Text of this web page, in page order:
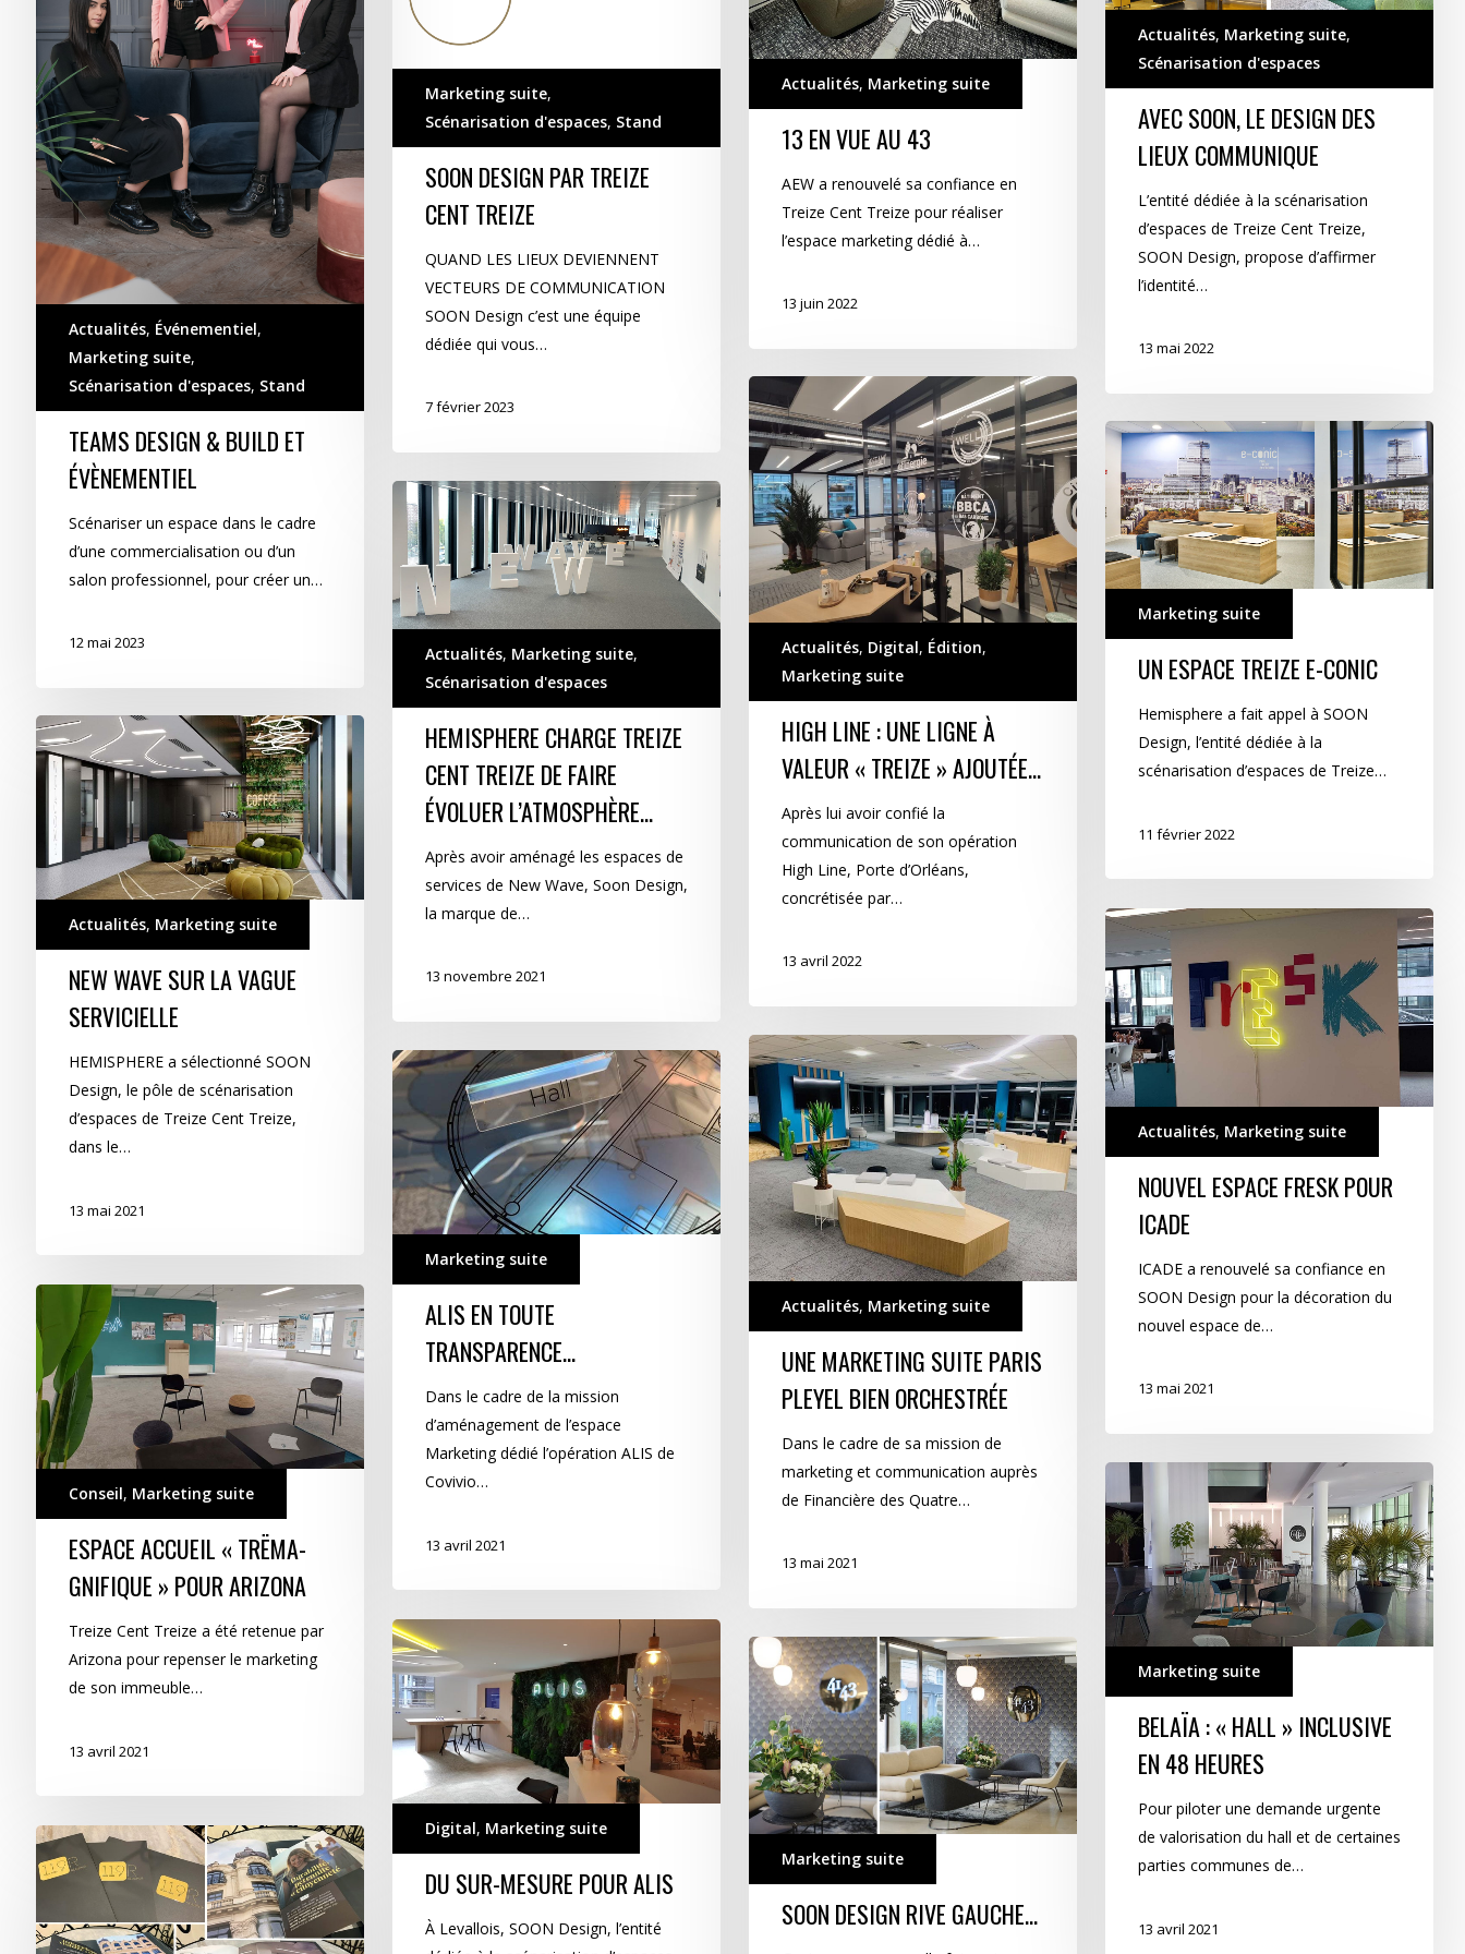
Actualités, Événementiel,
Marketing suite,
Scénarisation d'espaces, Stand
TEAMS DESIGN & BUILD ET
ÉVÈNEMENTIEL
Scénariser un espace dans le cadre
d’une commercialisation ou d’un
salon professionnel, pour créer un…
12 mai 2023
Marketing suite,
Scénarisation d'espaces, Stand
SOON DESIGN PAR TREIZE
CENT TREIZE
QUAND LES LIEUX DEVIENNENT
VECTEURS DE COMMUNICATION
SOON Design c’est une équipe
dédiée qui vous…
7 février 2023
Actualités, Marketing suite
13 EN VUE AU 43
AEW a renouvelé sa confiance en
Treize Cent Treize pour réaliser
l’espace marketing dédié à…
13 juin 2022
Actualités, Marketing suite,
Scénarisation d'espaces
AVEC SOON, LE DESIGN DES
LIEUX COMMUNIQUE
L’entité dédiée à la scénarisation
d’espaces de Treize Cent Treize,
SOON Design, propose d’affirmer
l’identité…
13 mai 2022
HIGH
LINE
:
une
ligne
à
valeur
« Treize »
ajoutée…
Actualités, Digital, Édition,
Marketing suite
HIGH LINE : UNE LIGNE À
VALEUR « TREIZE » AJOUTÉE…
Après lui avoir confié la
communication de son opération
High Line, Porte d’Orléans,
concrétisée par…
13 avril 2022
Un
espace
Treize
e-
conic
Marketing suite
UN ESPACE TREIZE E-CONIC
Hemisphere a fait appel à SOON
Design, l’entité dédiée à la
scénarisation d’espaces de Treize…
11 février 2022
Hemisphere
charge
Treize
Cent
Treize
de
évoluer
Actualités, Marketing suite,
Scénarisation d'espaces
HEMISPHERE CHARGE TREIZE
CENT TREIZE DE FAIRE
ÉVOLUER L’ATMOSPHÈRE…
Après avoir aménagé les espaces de
services de New Wave, Soon Design,
la marque de…
13 novembre 2021
NEW
WAVE
sur
vague
servicielle
Actualités, Marketing suite
NEW WAVE SUR LA VAGUE
SERVICIELLE
HEMISPHERE a sélectionné SOON
Design, le pôle de scénarisation
d’espaces de Treize Cent Treize,
dans le…
13 mai 2021
Nouvel
Espace
FRESK
pour
ICADE
Actualités, Marketing suite
NOUVEL ESPACE FRESK POUR
ICADE
ICADE a renouvelé sa confiance en
SOON Design pour la décoration du
nouvel espace de…
13 mai 2021
Une
marketing
suite
Paris
Pleyel
bien
orchestrée
Actualités, Marketing suite
UNE MARKETING SUITE PARIS
PLEYEL BIEN ORCHESTRÉE
Dans le cadre de sa mission de
marketing et communication auprès
de Financière des Quatre…
13 mai 2021
ALIS
toute
transparence…
Marketing suite
ALIS EN TOUTE
TRANSPARENCE…
Dans le cadre de la mission
d’aménagement de l’espace
Marketing dédié l’opération ALIS de
Covivio…
13 avril 2021
Espace
accueil
« TRËMA-
gnifique »
pour
ARIZONA
Conseil, Marketing suite
ESPACE ACCUEIL « TRËMA-
GNIFIQUE » POUR ARIZONA
Treize Cent Treize a été retenue par
Arizona pour repenser le marketing
de son immeuble…
13 avril 2021
BELAÏA
:
« Hall »
inclusive
en
48
heures
Marketing suite
BELAÏA : « HALL » INCLUSIVE
EN 48 HEURES
Pour piloter une demande urgente
de valorisation du hall et de certaines
parties communes de…
13 avril 2021
Du
sur-
mesure
pour
ALIS
Digital, Marketing suite
DU SUR-MESURE POUR ALIS
À Levallois, SOON Design, l’entité
SOON
Design
Rive
Gauche…
Marketing suite
SOON DESIGN RIVE GAUCHE…
Bis
repetita
119